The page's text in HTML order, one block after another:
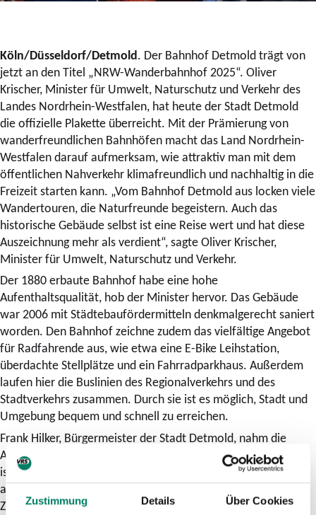
Zustimmung Details Über Cookies
Köln/Düsseldorf/Detmold. Der Bahnhof Detmold trägt von
jetzt an den Titel „NRW-Wanderbahnhof 2025“. Oliver
Krischer, Minister für Umwelt, Naturschutz und Verkehr des
Landes Nordrhein-Westfalen, hat heute der Stadt Detmold
die offizielle Plakette überreicht. Mit der Prämierung von
wanderfreundlichen Bahnhöfen macht das Land Nordrhein-
Westfalen darauf aufmerksam, wie attraktiv man mit dem
öffentlichen Nahverkehr klimafreundlich und nachhaltig in die
Freizeit starten kann. „Vom Bahnhof Detmold aus locken viele
Wandertouren, die Naturfreunde begeistern. Auch das
historische Gebäude selbst ist eine Reise wert und hat diese
Auszeichnung mehr als verdient“, sagte Oliver Krischer,
Minister für Umwelt, Naturschutz und Verkehr.
Der 1880 erbaute Bahnhof habe eine hohe
Aufenthaltsqualität, hob der Minister hervor. Das Gebäude
war 2006 mit Städtebaufördermitteln denkmalgerecht saniert
worden. Den Bahnhof zeichne zudem das vielfältige Angebot
für Radfahrende aus, wie etwa eine E-Bike Leihstation,
überdachte Stellplätze und ein Fahrradparkhaus. Außerdem
laufen hier die Buslinien des Regionalverkehrs und des
Stadtverkehrs zusammen. Durch sie ist es möglich, Stadt und
Umgebung bequem und schnell zu erreichen.
Frank Hilker, Bürgermeister der Stadt Detmold, nahm die
Auszeichnung dankend entgegen: „Der Titel Wanderbahnhof
ist eine schöne Bestätigung unserer Bestrebungen, Detmold
als Kulturstadt und grünste Stadt Deutschlands auch für die
Zukunft attraktiv zu halten.“ Als Kultur- und Naturstadt habe